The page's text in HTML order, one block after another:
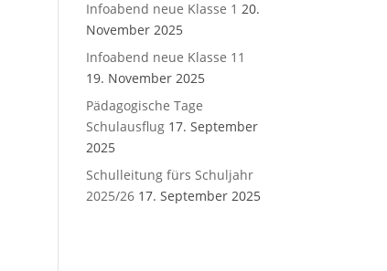
Infoabend neue Klasse 1 20.
November 2025
Infoabend neue Klasse 11
19. November 2025
Pädagogische Tage
Schulausflug 17. September
2025
Schulleitung fürs Schuljahr
2025/26 17. September 2025